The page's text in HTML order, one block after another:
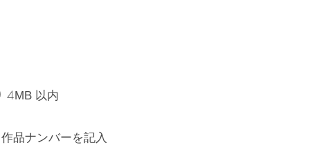
4MB 以内
品ナンバーを記入